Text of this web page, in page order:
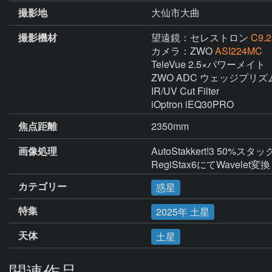
撮影地
大仙市大曲
撮影機材
望遠鏡：セレストロン
カメラ：ZWOASI224MC
TeleVue 2.5×パワーメイト
ZWO ADC ウェッジプリズ
IR/UV Cut Filter
iOptron iEQ30PRO
焦点距離
2350mm
画像処理
AutoStakkert!3 50%スタッ
RegiStax6にてWavelet変換
カテゴリー
惑星
特集
2025年 土星
天体
土星